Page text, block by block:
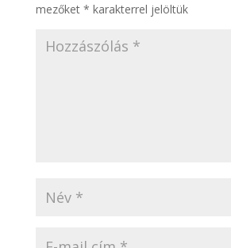
mezőket * karakterrel jelöltük